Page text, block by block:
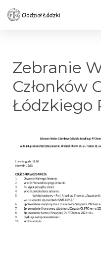
Zebranie
Członków
Łódzkiego